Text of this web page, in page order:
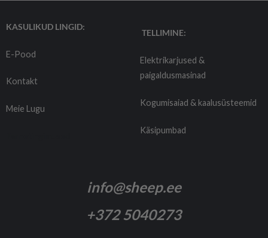
KASULIKUD LINGID:
E-Pood
Kontakt
Meie Lugu
TELLIMINE:
Elektrikarjused &
paigaldusmasinad
Kogumisaiad & kaalusüsteemid
Käsipumbad
info@sheep.ee
+372 5040273